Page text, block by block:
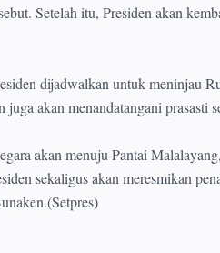
Setelah itu, Presiden akan
dijadwalkan untuk meninjau
akan menandatangani prasasti
akan menuju Pantai
sekaligus akan meresmikan